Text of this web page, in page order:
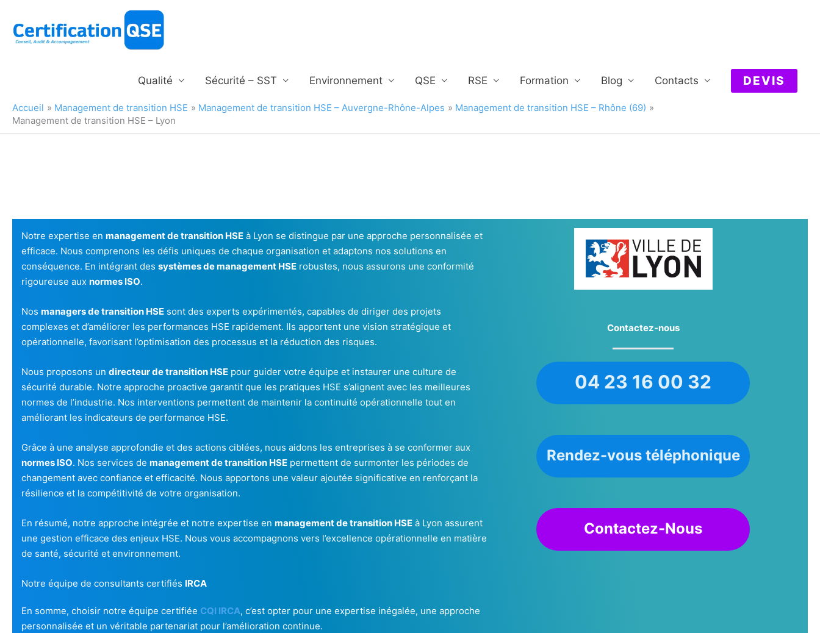
contenu
Qualité Sécurité – SST Environnement QSE RSE Formation Blog Contacts DEVIS
Accueil Management de transition HSE Management de transition HSE – Auvergne-Rhône-Alpes
Management de transition HSE – Rhône (69)
Management de transition HSE – Lyon
Notre expertise en management de transition HSE à Lyon se distingue par une approche personnalisée et
efficace. Nous comprenons les défis uniques de chaque organisation et adaptons nos solutions en
conséquence. En intégrant des systèmes de management HSE robustes, nous assurons une conformité
rigoureuse aux normes ISO.
Nos managers de transition HSE sont des experts expérimentés, capables de diriger des projets
complexes et d’améliorer les performances HSE rapidement. Ils apportent une vision stratégique et
opérationnelle, favorisant l’optimisation des processus et la réduction des risques.
Nous proposons un directeur de transition HSE pour guider votre équipe et instaurer une culture de
sécurité durable. Notre approche proactive garantit que les pratiques HSE s’alignent avec les meilleures
normes de l’industrie. Nos interventions permettent de maintenir la continuité opérationnelle tout en
améliorant les indicateurs de performance HSE.
Grâce à une analyse approfondie et des actions ciblées, nous aidons les entreprises à se conformer aux
normes ISO. Nos services de management de transition HSE permettent de surmonter les périodes de
changement avec confiance et efficacité. Nous apportons une valeur ajoutée significative en renforçant la
résilience et la compétitivité de votre organisation.
En résumé, notre approche intégrée et notre expertise en management de transition HSE à Lyon assurent
une gestion efficace des enjeux HSE. Nous vous accompagnons vers l’excellence opérationnelle en matière
de santé, sécurité et environnement.
Notre équipe de consultants certifiés IRCA
En somme, choisir notre équipe certifiée CQI IRCA, c’est opter pour une expertise inégalée, une approche
personnalisée et un véritable partenariat pour l’amélioration continue.
Contactez-nous
04 23 16 00 32
Rendez-vous téléphonique
Contactez-Nous